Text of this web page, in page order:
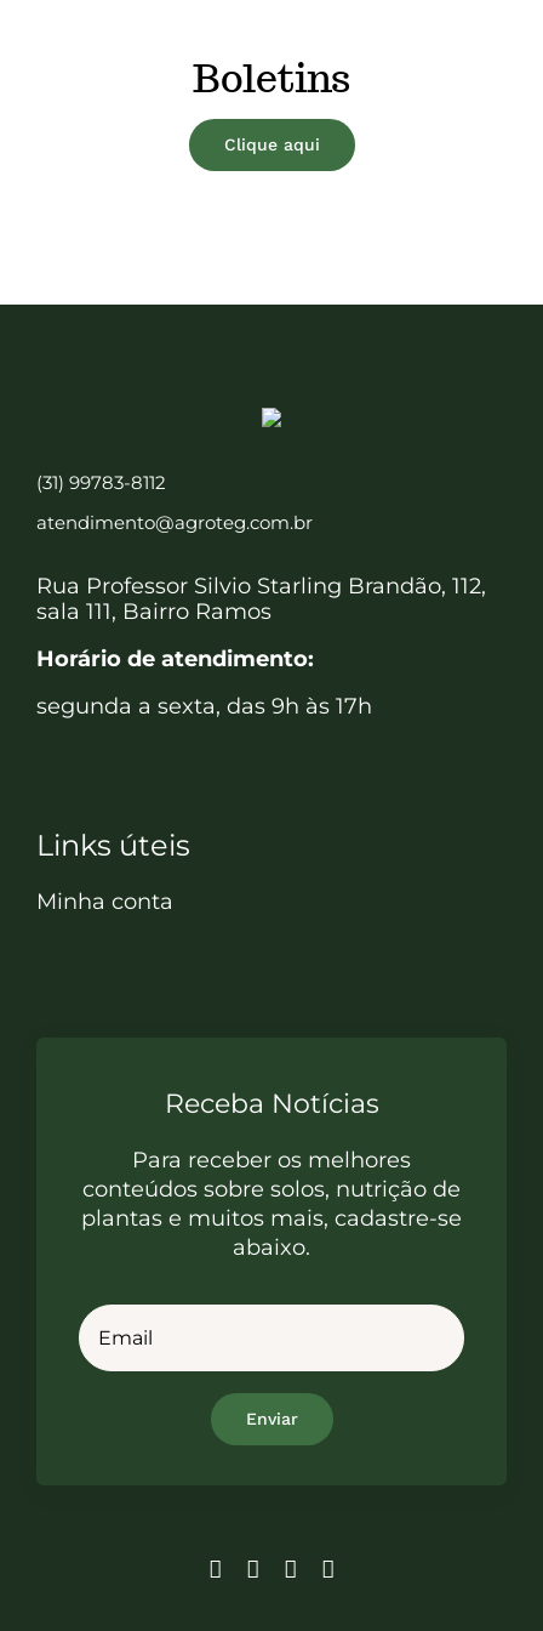
Boletins
Clique aqui
(31) 99783-8112
atendimento@agroteg.com.br
Rua Professor Silvio Starling Brandão, 112,
sala 111, Bairro Ramos
Horário de atendimento:
segunda a sexta, das 9h às 17h
Links úteis
Minha conta
Receba Notícias
Para receber os melhores
conteúdos sobre solos, nutrição de
plantas e muitos mais, cadastre-se
abaixo.